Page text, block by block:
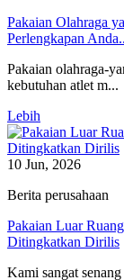
Pakaian Olahraga
Perlengkapan
Pakaian olahraga-
kebutuhan atlet m...
Lebih
10 Jun, 2026
Berita perusahaan
Pakaian Luar
Ditingkatkan Dirilis
Kami sangat